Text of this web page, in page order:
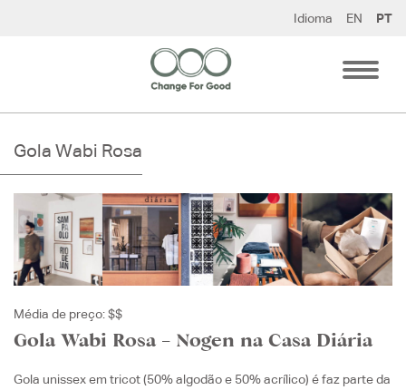
Idioma EN PT
Gola Wabi Rosa
Média de preço: $$
Gola Wabi Rosa – Nøgen na Casa Diária
Gola unissex em tricot (50% algodão e 50% acrílico) é faz parte da